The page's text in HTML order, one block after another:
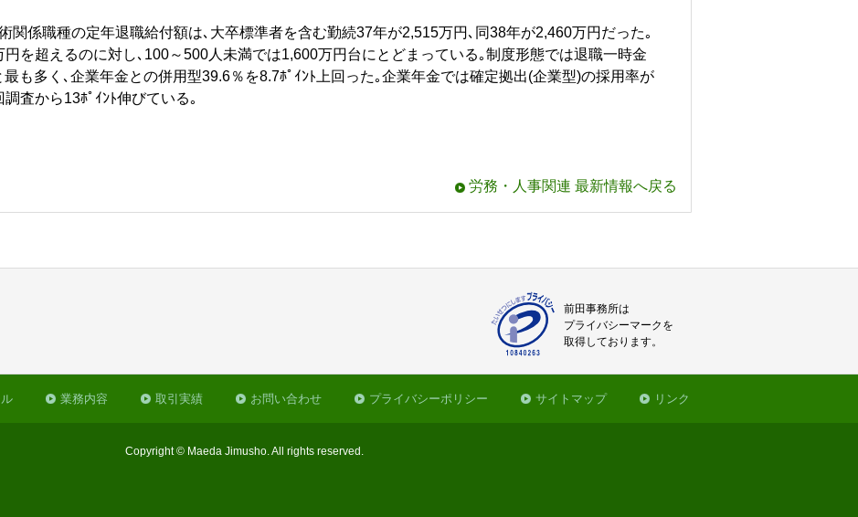
関係職種の定年退職給付額は､大卒標準者を含む勤続37年が2,515万円､同38年が2,460万円だった｡
を超えるのに対し､100～500人未満では1,600万円台にとどまっている｡制度形態では退職一時金
も多く､企業年金との併用型39.6％を8.7ﾎﾟｲﾝﾄ上回った｡企業年金では確定拠出(企業型)の採用率が
査から13ﾎﾟｲﾝﾄ伸びている｡
労務・人事関連 最新情報へ戻る
前田事務所は
プライバシーマークを
取得しております。
業務内容 取引実績 お問い合わせ プライバシーポリシー サイトマップ リンク
Copyright © Maeda Jimusho. All rights reserved.